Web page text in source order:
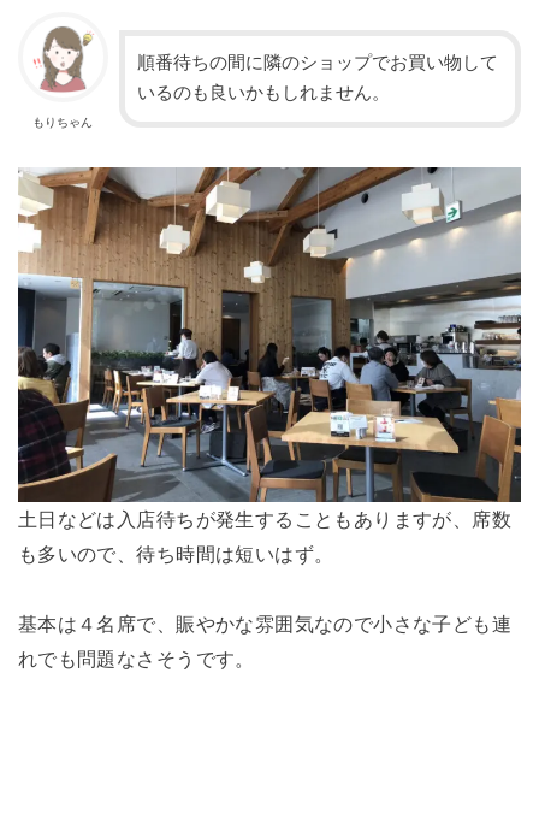
もりちゃん
順番待ちの間に隣のショップでお買い物して
いるのも良いかもしれません。
土日などは入店待ちが発生することもありますが、席数
も多いので、待ち時間は短いはず。
基本は４名席で、賑やかな雰囲気なので小さな子ども連
れでも問題なさそうです。